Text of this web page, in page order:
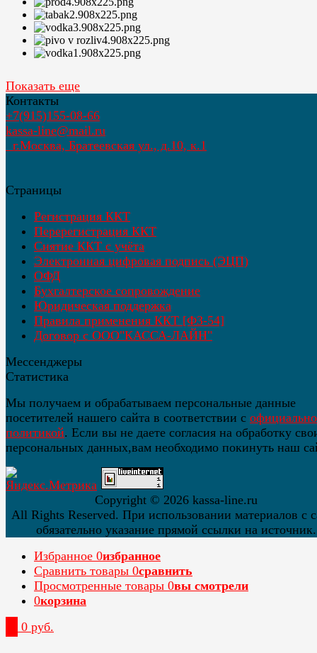
Показать еще
Контакты
+7(915)155-08-66
kassa-line@mail.ru
г.Москва, Братеевская ул., д.10, к.1
Страницы
Регистрация ККТ
Перерегистрация ККТ
Снятие ККТ с учёта
Электронная цифровая подпись (ЭЦП)
ОФД
Бухгалтерское сопровождение
Юридическая поддержка
Правила применения ККТ [ФЗ-54]
Договор с ООО"КАССА-ЛАЙН"
Мессенджеры
Статистика
Мы получаем и обрабатываем персональные данные
посетителей нашего сайта в соответствии с
политикой. Если вы не даете согласия на обработку
персональных данных,вам необходимо покинуть наш
Copyright © 2026 kassa-line.ru
All Rights Reserved. При использовании материалов с
обязательно указание прямой ссылки на источник.
Избранное 0избранное
Сравнить товары 0сравнить
Просмотренные товары 0вы смотрели
0корзина
0 руб.